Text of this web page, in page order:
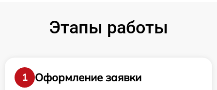
Этапы работы
1
Оформление заявки